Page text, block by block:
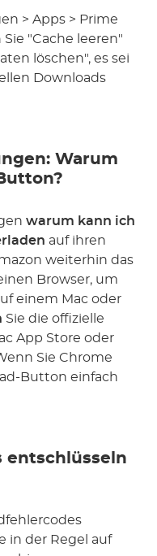
> Apps > Prime
"Cache leeren"
löschen", es sei
Downloads
Warum
warum kann ich
auf ihren
weiterhin das
Browser, um
einem Mac oder
Sie die offizielle
App Store oder
Sie Chrome
Button einfach
entschlüsseln
in der Regel auf